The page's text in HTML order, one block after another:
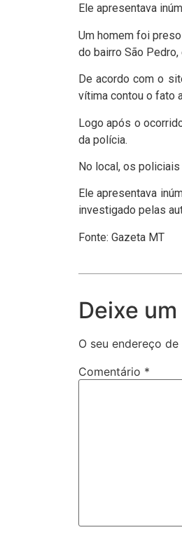
Ele apresentava
Um homem foi
do bairro São Pedro,
De acordo com o
vítima contou o fato
Logo após o
da polícia.
No local, os
Ele apresentava
investigado pelas
Fonte: Gazeta MT
Deixe
O seu endereço
Comentário *